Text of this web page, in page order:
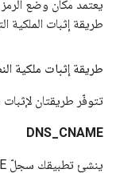
يعتمد مكان وضع الرمز
طريقة إثبات الملكية
طريقة إثبات ملكية
تتوفّر طريقتان لإثبات
DNS_CNAME